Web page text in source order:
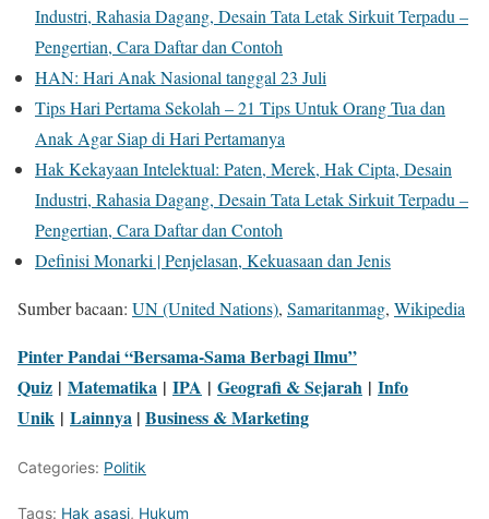
Industri, Rahasia Dagang, Desain Tata Letak Sirkuit Terpadu –
Pengertian, Cara Daftar dan Contoh
HAN: Hari Anak Nasional tanggal 23 Juli
Tips Hari Pertama Sekolah – 21 Tips Untuk Orang Tua dan
Anak Agar Siap di Hari Pertamanya
Hak Kekayaan Intelektual: Paten, Merek, Hak Cipta, Desain
Industri, Rahasia Dagang, Desain Tata Letak Sirkuit Terpadu –
Pengertian, Cara Daftar dan Contoh
Definisi Monarki | Penjelasan, Kekuasaan dan Jenis
Sumber bacaan: UN (United Nations), Samaritanmag, Wikipedia
Pinter Pandai “Bersama-Sama Berbagi Ilmu”
Quiz | Matematika | IPA | Geografi & Sejarah | Info
Unik | Lainnya | Business & Marketing
Categories: Politik
Tags: Hak asasi, Hukum